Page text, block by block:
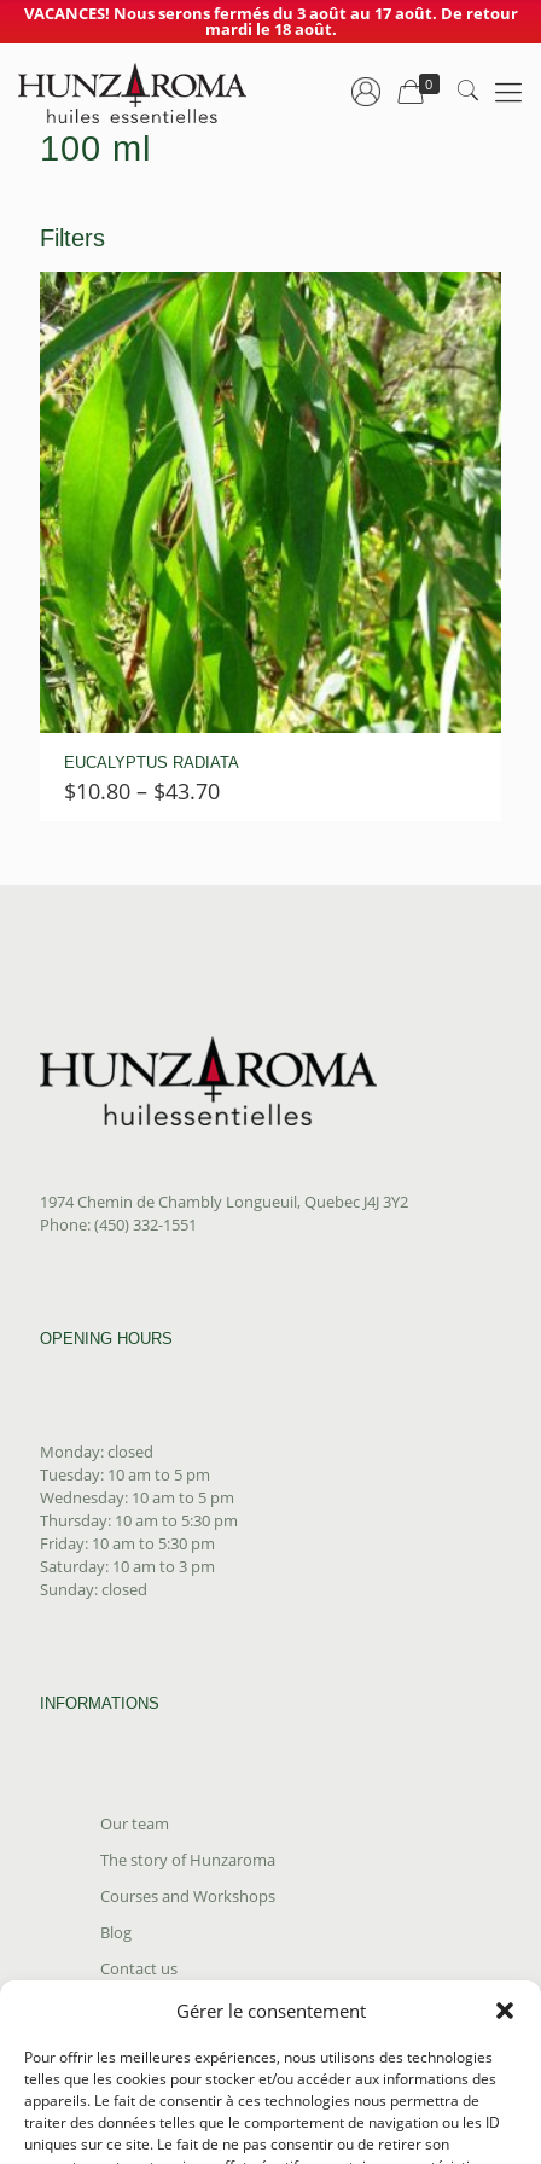
Gérer le consentement
Pour offrir les meilleures expériences, nous utilisons des technologies
telles que les cookies pour stocker et/ou accéder aux informations des
appareils. Le fait de consentir à ces technologies nous permettra de
traiter des données telles que le comportement de navigation ou les ID
uniques sur ce site. Le fait de ne pas consentir ou de retirer son
VACANCES! Nous serons fermés du 3 août au 17 août. De retour
mardi le 18 août.
0
100 ml
Filters
EUCALYPTUS RADIATA
$10.80 – $43.70Price
1974 Chemin de Chambly Longueuil, Quebec J4J 3Y2
Phone: (450) 332-1551
OPENING HOURS
Monday: closed
Tuesday: 10 am to 5 pm
Wednesday: 10 am to 5 pm
Thursday: 10 am to 5:30 pm
Friday: 10 am to 5:30 pm
Saturday: 10 am to 3 pm
Sunday: closed
INFORMATIONS
Our team
The story of Hunzaroma
Courses and Workshops
Blog
Contact us
Find our product
Terms and conditions
Return policy